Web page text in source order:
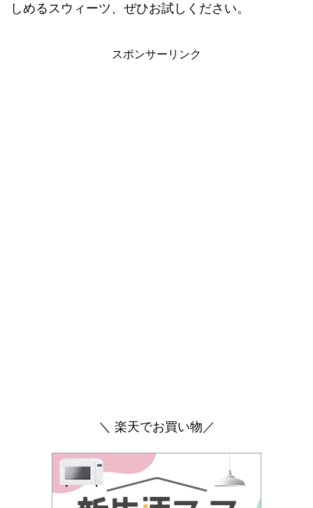
しめるスウィーツ、ぜひお試しください。
スポンサーリンク
＼ 楽天でお買い物／